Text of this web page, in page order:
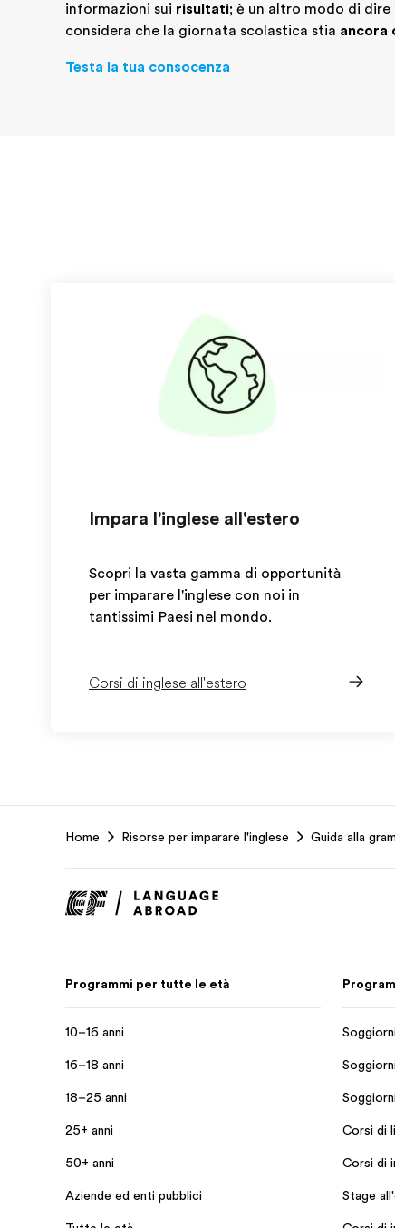
informazioni sui risultati; è un altro modo di
considera che la giornata scolastica stia ancora
Testa la tua consocenza
Impara l'inglese all'estero
Scopri la vasta gamma di opportunità
per imparare l'inglese con noi in
tantissimi Paesi nel mondo.
Corsi di inglese all'estero
Home Risorse per imparare l'inglese Guida alla
Programmi per tutte le età
10–16 anni
16–18 anni
18–25 anni
25+ anni
50+ anni
Aziende ed enti pubblici
Corsi di
Corsi di
Stage